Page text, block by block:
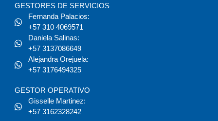
GESTORES DE SERVICIOS
Fernanda Palacios:
+57 310 4069571
Daniela Salinas:
+57 3137086649
Alejandra Orejuela:
+57 3176494325
GESTOR OPERATIVO
Gisselle Martinez:
+57 3162328242